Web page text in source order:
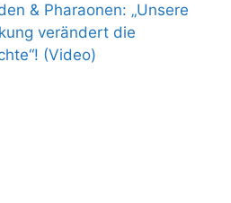
& Pharaonen: „Unsere
verändert die
(Video)